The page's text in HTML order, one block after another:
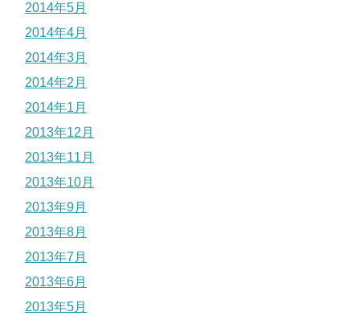
2014年5月
2014年4月
2014年3月
2014年2月
2014年1月
2013年12月
2013年11月
2013年10月
2013年9月
2013年8月
2013年7月
2013年6月
2013年5月